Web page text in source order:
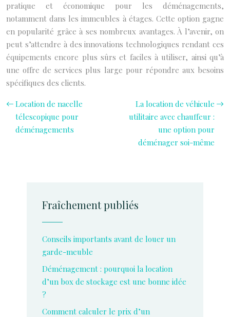
pratique et économique pour les déménagements,
notamment dans les immeubles à étages. Cette option gagne
en popularité grâce à ses nombreux avantages. À l’avenir, on
peut s’attendre à des innovations technologiques rendant ces
équipements encore plus sûrs et faciles à utiliser, ainsi qu’à
une offre de services plus large pour répondre aux besoins
spécifiques des clients.
Location de nacelle
télescopique pour
déménagements
La location de véhicule
utilitaire avec chauffeur :
une option pour
déménager soi-même
Fraîchement publiés
Conseils importants avant de louer un
garde-meuble
Déménagement : pourquoi la location
d’un box de stockage est une bonne idée
?
Comment calculer le prix d’un